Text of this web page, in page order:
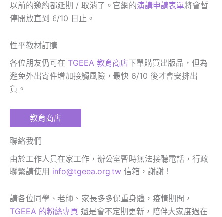
以前的邀約都延期 / 取消了。官網的演講申請表單將會暫
停開放直到 6/10 日止。
性平教材訂購
各位朋友仍可在 TGEEA 教育商店下單購買出版品，但為
避免外出寄件增加接觸風險，最快 6/10 後才會安排出
貨。
教育商店
聯絡我們
由於工作人員在家工作，辦公室暫時無法接聽電話，行政
聯繫請使用 info@tgeea.org.tw 信箱，謝謝！
請各位同學、老師、家長多多保重身體，疫情期間，
TGEEA 的粉絲專頁 還是會不定期更新，陪伴大家度過在